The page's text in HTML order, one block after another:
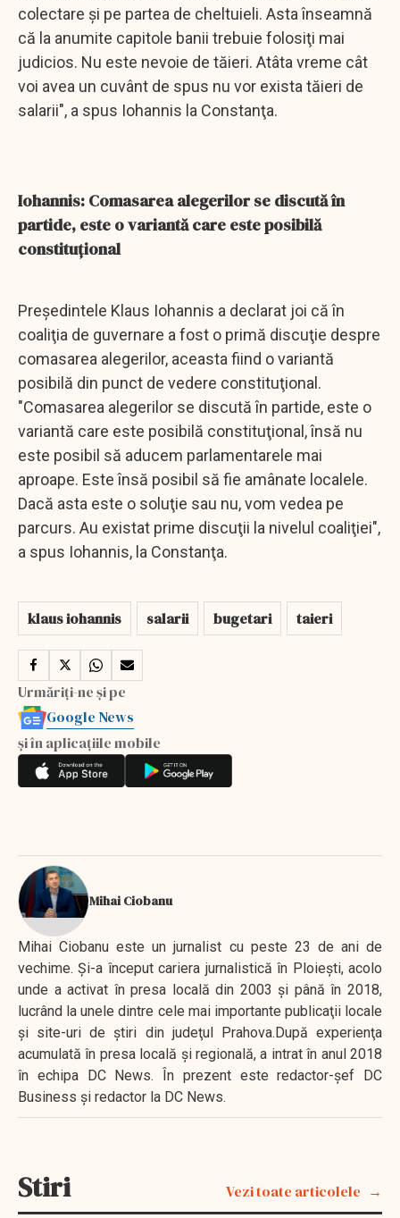
colectare şi pe partea de cheltuieli. Asta înseamnă
că la anumite capitole banii trebuie folosiţi mai
judicios. Nu este nevoie de tăieri. Atâta vreme cât
voi avea un cuvânt de spus nu vor exista tăieri de
salarii", a spus Iohannis la Constanţa.
Iohannis: Comasarea alegerilor se discută în
partide, este o variantă care este posibilă
constituţional
Preşedintele Klaus Iohannis a declarat joi că în
coaliţia de guvernare a fost o primă discuţie despre
comasarea alegerilor, aceasta fiind o variantă
posibilă din punct de vedere constituţional.
"Comasarea alegerilor se discută în partide, este o
variantă care este posibilă constituţional, însă nu
este posibil să aducem parlamentarele mai
aproape. Este însă posibil să fie amânate localele.
Dacă asta este o soluţie sau nu, vom vedea pe
parcurs. Au existat prime discuţii la nivelul coaliţiei",
a spus Iohannis, la Constanţa.
klaus iohannis salarii bugetari taieri
Urmăriți-ne și pe
Google News
și în aplicațiile mobile
Mihai Ciobanu
Mihai Ciobanu este un jurnalist cu peste 23 de ani de
vechime. Şi-a început cariera jurnalistică în Ploieşti, acolo
unde a activat în presa locală din 2003 şi până în 2018,
lucrând la unele dintre cele mai importante publicaţii locale
şi site-uri de ştiri din judeţul Prahova.După experienţa
acumulată în presa locală şi regională, a intrat în anul 2018
în echipa DC News. În prezent este redactor-şef DC
Business şi redactor la DC News.
Stiri Vezi toate articolele